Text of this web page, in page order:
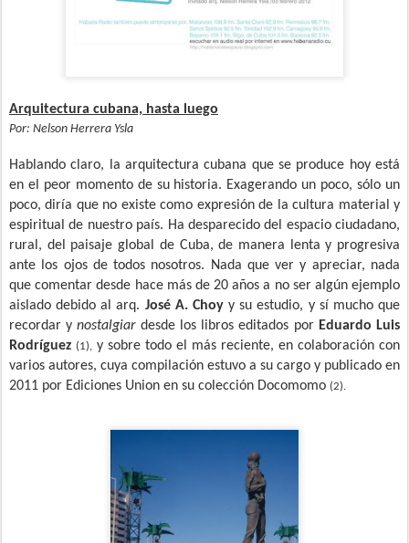
Arquitectura cubana, hasta luego
Por: Nelson Herrera Ysla
Hablando claro, la arquitectura cubana que se produce hoy está
en el peor momento de su historia. Exagerando un poco, sólo un
poco, diría que no existe como expresión de la cultura material y
espiritual de nuestro país. Ha desparecido del espacio ciudadano,
rural, del paisaje global de Cuba, de manera lenta y progresiva
ante los ojos de todos nosotros. Nada que ver y apreciar, nada
que comentar desde hace más de 20 años a no ser algún ejemplo
aislado debido al arq. José A. Choyy su estudio, y sí mucho que
recordar ynostalgiardesde los libros editados por Eduardo Luis
Rodríguez (1), y sobre todo el más reciente, en colaboración con
varios autores, cuya compilación estuvo a su cargo y publicado en
2011 por Ediciones Union en su colección Docomomo (2).